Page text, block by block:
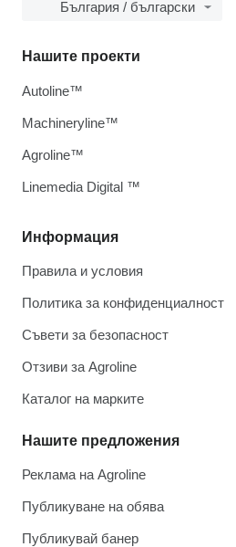
България / български
Информация
Правила и условия
Политика за конфиденциалност
Съвети за безопасност
Отзиви за Agroline
Каталог на марките
Нашите предложения
Реклама на Agroline
Публикуване на обява
Публикувай банер
Нашите проекти
Autoline™
Machineryline™
Agroline™
Linemedia Digital ™